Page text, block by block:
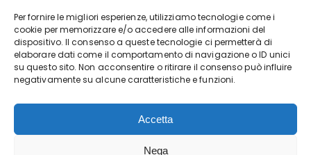
Per fornire le migliori esperienze, utilizziamo tecnologie come i
cookie per memorizzare e/o accedere alle informazioni del
dispositivo. Il consenso a queste tecnologie ci permetterà di
elaborare dati come il comportamento di navigazione o ID unici
su questo sito. Non acconsentire o ritirare il consenso può influire
negativamente su alcune caratteristiche e funzioni.
Accetta
Nega
Chi
siamo
?
Contatti
Termini e
Privacy &